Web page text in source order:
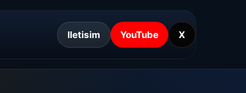
Iletisim YouTube X